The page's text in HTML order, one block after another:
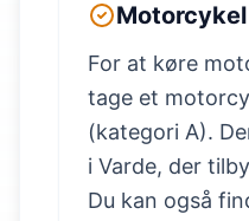
For at køre
tage et
(kategori A).
i Varde, der
Du kan også